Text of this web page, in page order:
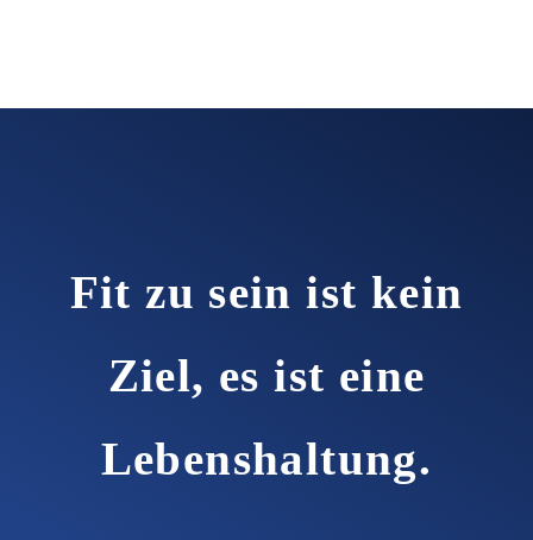
Fit zu sein ist kein
Ziel, es ist eine
Lebenshaltung.